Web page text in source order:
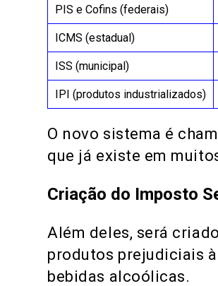
PIS e Cofins (federais)
ICMS (estadual)
ISS (municipal)
IPI (produtos industrializados)
O novo sistema é
que já existe em
Criação do Imposto
Além deles, será
produtos prejudiciais
bebidas alcoólicas​.